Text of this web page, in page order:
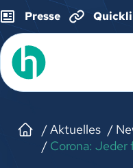
Presse
Aktuelles
Corona: